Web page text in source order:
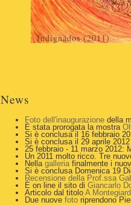
Indignados (2011)
News
Foto dell'inaugurazione della
È stata prorogata la mostra
Si è conclusa il 16 febbraio
Si è conclusa il 29 aprile
25 febbraio - 11 marzo 2012:
Un 2011 molto ricco. Tre
Nella galleria finalmente i
Si è conclusa Domenica 19
Recensione della Prof.ssa
È on line il sito di Giancarlo
Articolo dal titolo A
Due nuove foto riprendono